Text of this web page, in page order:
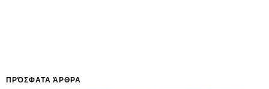
ΠΡΌΣΦΑΤΑ ΆΡΘΡΑ